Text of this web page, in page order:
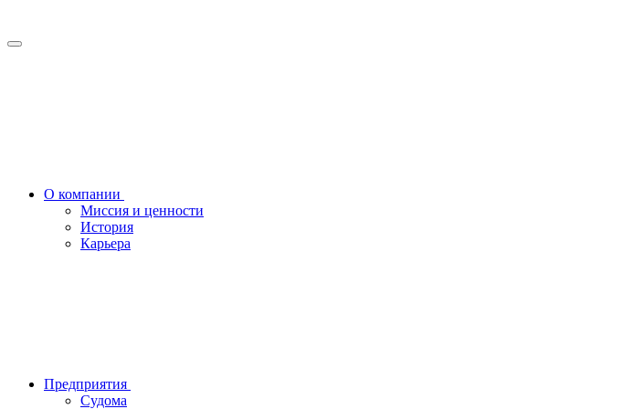
О компании
Миссия и ценности
История
Карьера
Предприятия
Судома